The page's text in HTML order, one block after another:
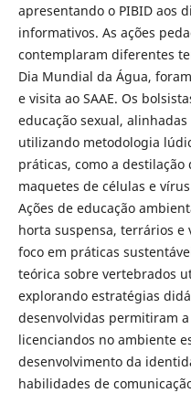
apresentando o PIBID aos
informativos. As ações
contemplaram diferentes
Dia Mundial da Água,
e visita ao SAAE. Os
educação sexual,
utilizando metodologia
práticas, como a destilação
maquetes de células e
Ações de educação
horta suspensa, terrários e
foco em práticas
teórica sobre vertebrados
explorando estratégias
desenvolvidas permitiram
licenciandos no ambiente
desenvolvimento da
habilidades de